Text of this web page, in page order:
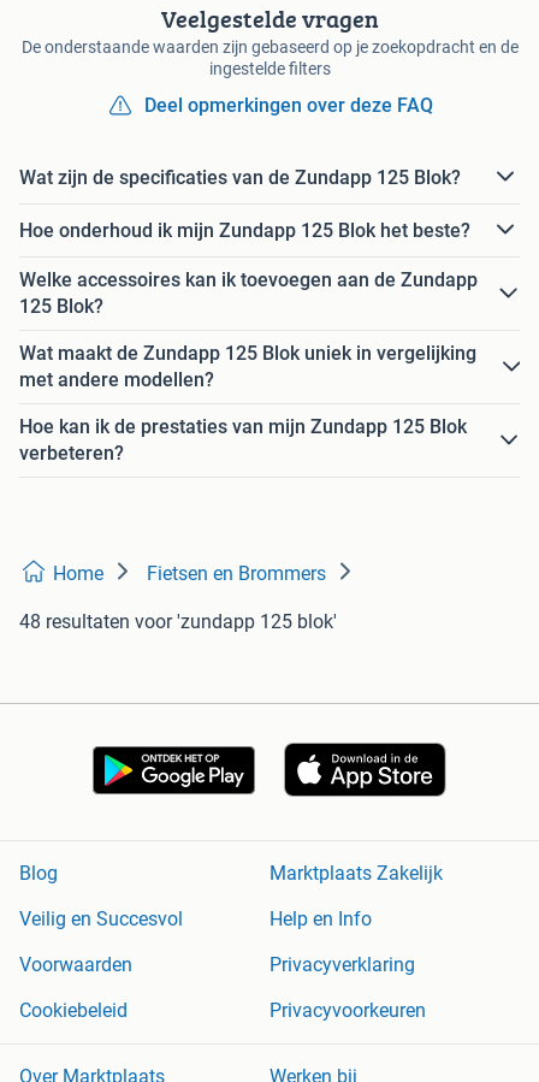
Veelgestelde vragen
De onderstaande waarden zijn gebaseerd op je zoekopdracht en de
ingestelde filters
Deel opmerkingen over deze FAQ
Wat zijn de specificaties van de Zundapp 125 Blok?
Hoe onderhoud ik mijn Zundapp 125 Blok het beste?
Welke accessoires kan ik toevoegen aan de Zundapp
125 Blok?
Wat maakt de Zundapp 125 Blok uniek in vergelijking
met andere modellen?
Hoe kan ik de prestaties van mijn Zundapp 125 Blok
verbeteren?
Home Fietsen en Brommers
48 resultaten voor 'zundapp 125 blok'
Blog
Marktplaats Zakelijk
Veilig en Succesvol
Help en Info
Voorwaarden
Privacyverklaring
Cookiebeleid
Privacyvoorkeuren
Over Marktplaats Werken bij